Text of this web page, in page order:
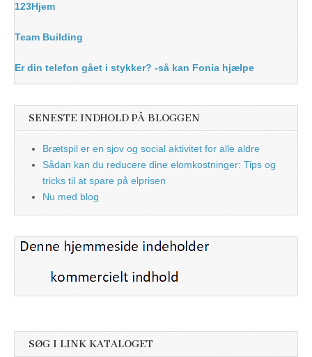
123Hjem
Team Building
Er din telefon gået i stykker? -så kan Fonia hjælpe
SENESTE INDHOLD PÅ BLOGGEN
Brætspil er en sjov og social aktivitet for alle aldre
Sådan kan du reducere dine elomkostninger: Tips og
tricks til at spare på elprisen
Nu med blog
SØG I LINK KATALOGET